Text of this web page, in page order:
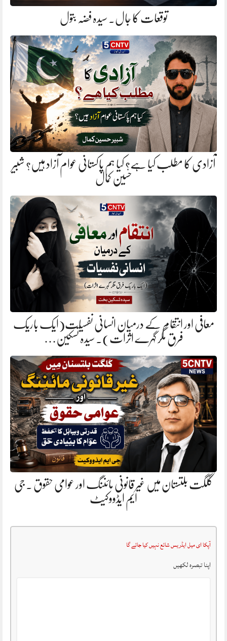
توقعات کا جال. سیدہ فضہ بتول
آزادی کا مطلب کیا ہے؟ کیا ہم پاکستانی عوام آزاد ہیں؟ شبیر
حسین کمال
معافی اور انتقام کے درمیان انسانی نفسیات(ایک باریک
فرق مگر گہرے اثرات). سیدہ تسکین…
گلگت بلتستان میں غیر قانونی مائننگ اور عوامی حقوق . جی
ایم ایڈووکیٹ
آپکا ای میل ایڈریس شائع نہیں کیا جائے گا
اپنا تبصرہ لکھیں